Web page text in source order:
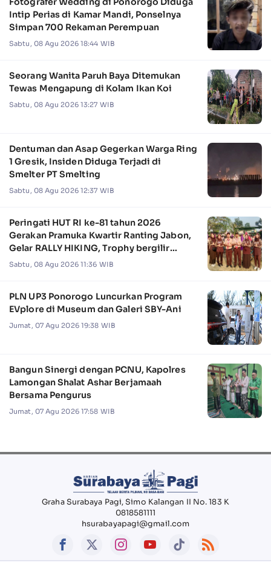
Intip Perias di Kamar Mandi, Ponselnya
Simpan 700 Rekaman Perempuan
Sabtu, 08 Agu 2026 18:44 WIB
Seorang Wanita Paruh Baya Ditemukan
Tewas Mengapung di Kolam Ikan Koi
Sabtu, 08 Agu 2026 13:27 WIB
Dentuman dan Asap Gegerkan Warga Ring
1 Gresik, Insiden Diduga Terjadi di
Smelter PT Smelting
Sabtu, 08 Agu 2026 12:37 WIB
Peringati HUT RI ke-81 tahun 2026
Gerakan Pramuka Kwartir Ranting Jabon,
Gelar RALLY HIKING, Trophy bergilir
Camat Jabon
Sabtu, 08 Agu 2026 11:36 WIB
PLN UP3 Ponorogo Luncurkan Program
EVplore di Museum dan Galeri SBY-Ani
Jumat, 07 Agu 2026 19:38 WIB
Bangun Sinergi dengan PCNU, Kapolres
Lamongan Shalat Ashar Berjamaah
Bersama Pengurus
Jumat, 07 Agu 2026 17:58 WIB
Graha Surabaya Pagi, Simo Kalangan II No. 183 K
0818581111
hsurabayapagi@gmail.com